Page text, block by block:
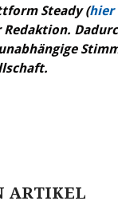
Steady (hier
ARTIKEL